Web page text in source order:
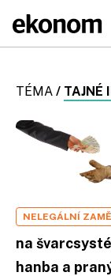
TÉMA / TAJNÉ
NELEGÁLNÍ
na
hanba a